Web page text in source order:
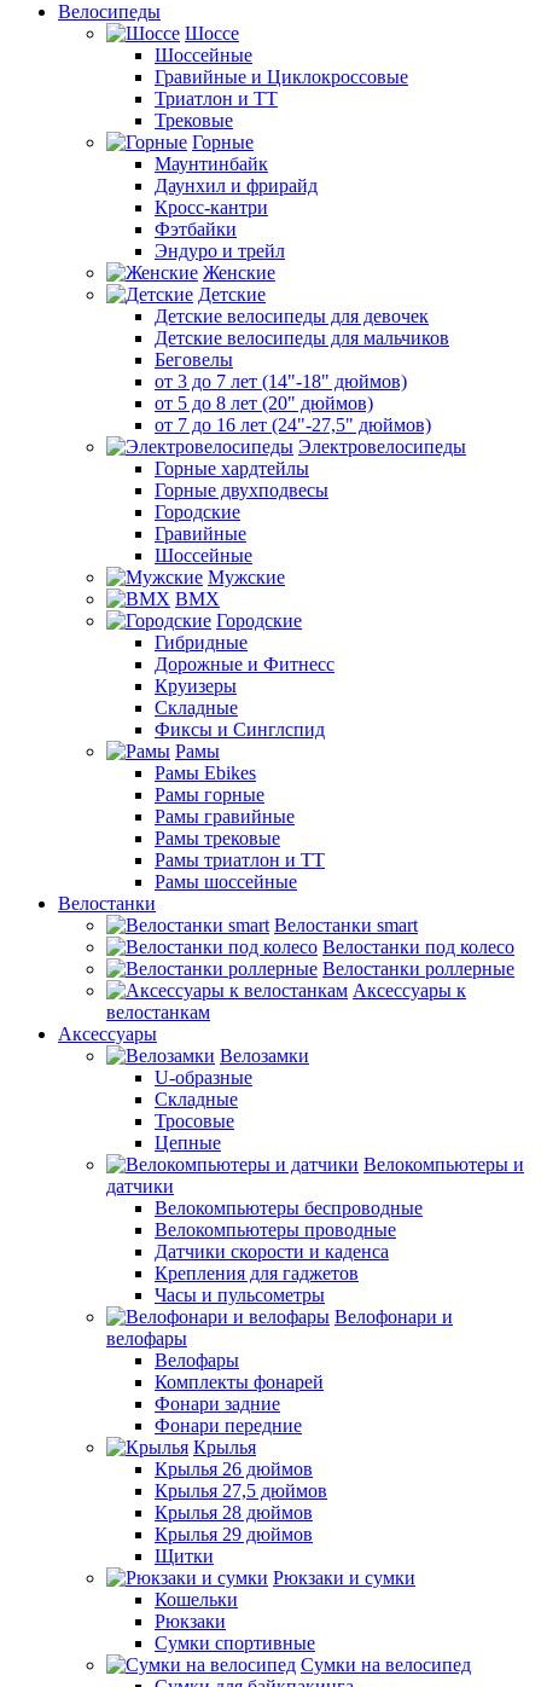
Велосипеды
Шоссе
Шоссейные
Гравийные и Циклокроссовые
Триатлон и ТТ
Трековые
Горные
Маунтинбайк
Даунхил и фрирайд
Кросс-кантри
Фэтбайки
Эндуро и трейл
Женские
Детские
Детские велосипеды для девочек
Детские велосипеды для мальчиков
Беговелы
от 3 до 7 лет (14"-18" дюймов)
от 5 до 8 лет (20" дюймов)
от 7 до 16 лет (24"-27,5" дюймов)
Электровелосипеды
Горные хардтейлы
Горные двухподвесы
Городские
Гравийные
Шоссейные
Мужские
BMX
Городские
Гибридные
Дорожные и Фитнесс
Круизеры
Складные
Фиксы и Синглспид
Рамы
Рамы Ebikes
Рамы горные
Рамы гравийные
Рамы трековые
Рамы триатлон и ТТ
Рамы шоссейные
Велостанки
Велостанки smart
Велостанки под колесо
Велостанки роллерные
Аксессуары к
велостанкам
Аксессуары
Велозамки
U-образные
Складные
Тросовые
Цепные
Велокомпьютеры и
датчики
Велокомпьютеры беспроводные
Велокомпьютеры проводные
Датчики скорости и каденса
Крепления для гаджетов
Часы и пульсометры
Велофонари и
велофары
Велофары
Комплекты фонарей
Фонари задние
Фонари передние
Крылья
Крылья 26 дюймов
Крылья 27,5 дюймов
Крылья 28 дюймов
Крылья 29 дюймов
Щитки
Рюкзаки и сумки
Кошельки
Рюкзаки
Сумки спортивные
Сумки на велосипед